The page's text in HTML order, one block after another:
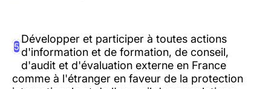
5
Développer et participer à toutes actions
d'information et de formation, de conseil,
d'audit et d'évaluation externe en France
comme à l'étranger en faveur de la protection